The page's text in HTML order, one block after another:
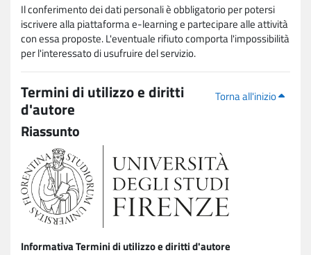
Il conferimento dei dati personali è obbligatorio per potersi
iscrivere alla piattaforma e-learning e partecipare alle attività
con essa proposte. L'eventuale rifiuto comporta l'impossibilità
per l'interessato di usufruire del servizio.
Torna all'inizio
Termini di utilizzo e diritti
d'autore
Riassunto
Informativa Termini di utilizzo e diritti d'autore